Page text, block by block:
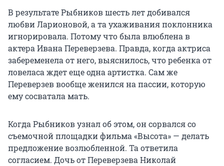
В результате Рыбников шесть лет добивался
любви Ларионовой, а та ухаживания поклонника
игнорировала. Потому что была влюблена в
актера Ивана Переверзева. Правда, когда актриса
забеременела от него, выяснилось, что ребенка от
ловеласа ждет еще одна артистка. Сам же
Переверзев вообще женился на пассии, которую
ему сосватала мать.
Когда Рыбников узнал об этом, он сорвался со
съемочной площадки фильма «Высота» — делать
предложение возлюбленной. Та ответила
согласием. Дочь от Переверзева Николай